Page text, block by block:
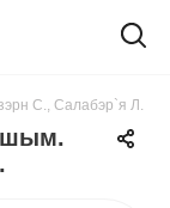
С., Салабэр`я Л.